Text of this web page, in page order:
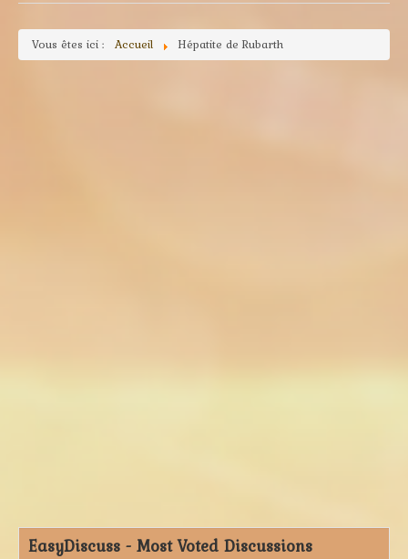
Vous êtes ici : Accueil Hépatite de Rubarth
EasyDiscuss - Most Voted Discussions